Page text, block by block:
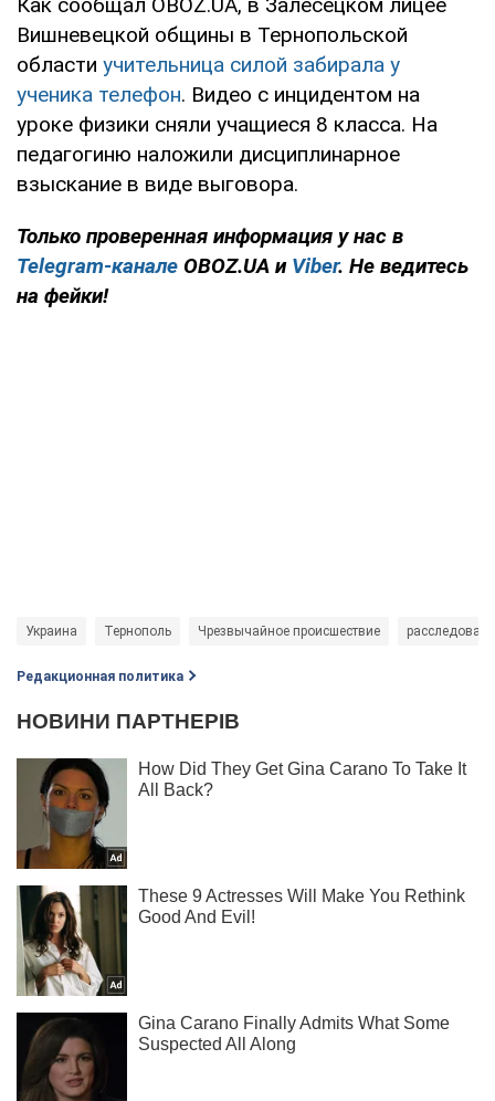
Вишневецкой общины в Тернопольской
области учительница силой забирала у
ученика телефон. Видео с инцидентом на
уроке физики сняли учащиеся 8 класса. На
педагогиню наложили дисциплинарное
взыскание в виде выговора.
Только проверенная информация у нас в
Telegram-канале OBOZ.UA и Viber. Не ведитесь
на фейки!
Украина Тернополь Чрезвычайное происшествие
Редакционная политика